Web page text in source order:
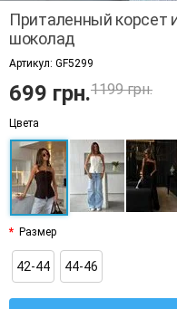
Приталенный корсет
шоколад
Артикул: GF5299
699 грн.1199 грн.
Цвета
Размер
42-44 44-46